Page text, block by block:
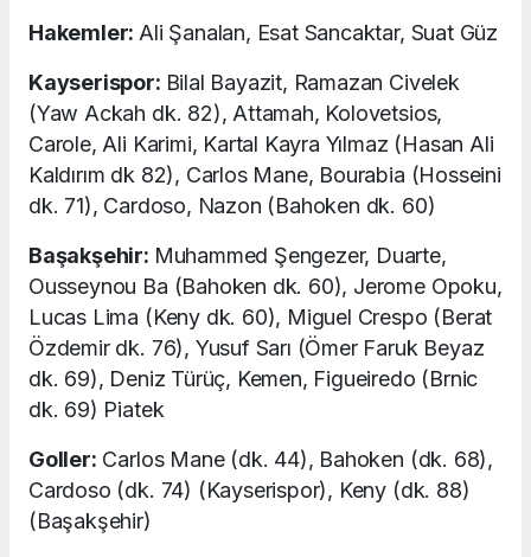
Hakemler: Ali Şanalan, Esat Sancaktar, Suat Güz
Kayserispor: Bilal Bayazit, Ramazan Civelek
(Yaw Ackah dk. 82), Attamah, Kolovetsios,
Carole, Ali Karimi, Kartal Kayra Yılmaz (Hasan Ali
Kaldırım dk 82), Carlos Mane, Bourabia (Hosseini
dk. 71), Cardoso, Nazon (Bahoken dk. 60)
Başakşehir: Muhammed Şengezer, Duarte,
Ousseynou Ba (Bahoken dk. 60), Jerome Opoku,
Lucas Lima (Keny dk. 60), Miguel Crespo (Berat
Özdemir dk. 76), Yusuf Sarı (Ömer Faruk Beyaz
dk. 69), Deniz Türüç, Kemen, Figueiredo (Brnic
dk. 69) Piatek
Goller: Carlos Mane (dk. 44), Bahoken (dk. 68),
Cardoso (dk. 74) (Kayserispor), Keny (dk. 88)
(Başakşehir)